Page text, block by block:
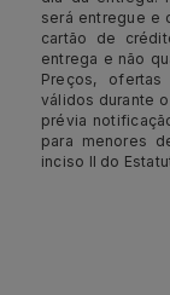
será entregue e
cartão de
entrega e não
Preços,
válidos durante
prévia
para menores
inciso II do